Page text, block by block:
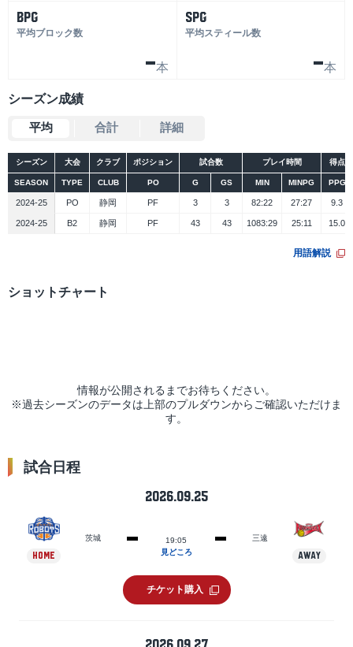
BPG
平均ブロック数
-本
SPG
平均スティール数
-本
シーズン成績
平均 合計 詳細
シーズン 大会 クラブ ポジション 試合数 プレイ時間 得点
SEASON TYPE CLUB PO G GS MIN MINPG PPG
2024-25 PO 静岡 PF 3 3 82:22 27:27 9.3
2024-25 B2 静岡 PF 43 43 1083:29 25:11 15.0
用語解説
ショットチャート
情報が公開されるまでお待ちください。
※過去シーズンのデータは上部のプルダウンからご確認いただけま
す。
試合日程
2026.09.25
HOME
茨城
19:05
見どころ
三遠
AWAY
チケット購入